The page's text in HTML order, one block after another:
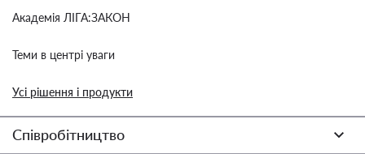
Академія ЛІГА:ЗАКОН
Теми в центрі уваги
Усі рішення і продукти
Співробітництво